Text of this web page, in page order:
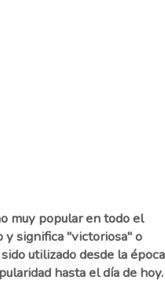
muy popular en todo el
y significa "victoriosa" o
utilizado desde la época
hasta el día de hoy.